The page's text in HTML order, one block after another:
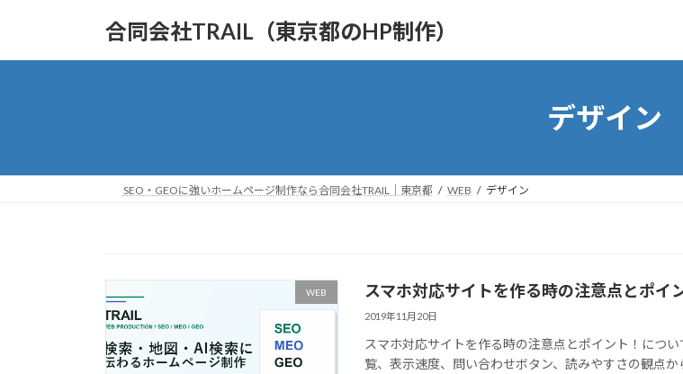
合同会社TRAIL（東京都のHP制作）
デザイン
SEO・GEOに強いホームページ制作なら合同会社TRAIL｜東京都 WEB デザイン
WEB スマホ対応サイトを作る時の注意点とポイ
2019年11月20日
スマホ対応サイトを作る時の注意点とポイント！につい
覧、表示速度、問い合わせボタン、読みやすさの観点か